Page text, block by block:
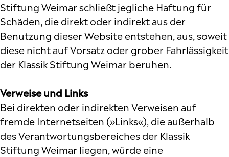
Stiftung Weimar schließt jegliche Haftung für
Schäden, die direkt oder indirekt aus der
Benutzung dieser Website entstehen, aus, soweit
diese nicht auf Vorsatz oder grober Fahrlässigkeit
der Klassik Stiftung Weimar beruhen.
Verweise und Links
Bei direkten oder indirekten Verweisen auf
fremde Internetseiten (»Links«), die außerhalb
des Verantwortungsbereiches der Klassik
Stiftung Weimar liegen, würde eine